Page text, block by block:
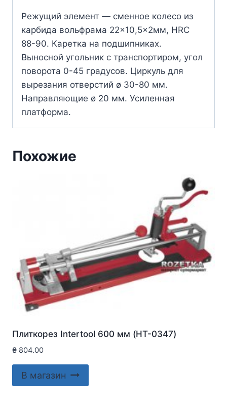
Режущий элемент — сменное колесо из
карбида вольфрама 22×10,5×2мм, HRC
88-90. Каретка на подшипниках.
Выносной угольник с транспортиром, угол
поворота 0-45 градусов. Циркуль для
вырезания отверстий ø 30-80 мм.
Направляющие ø 20 мм. Усиленная
платформа.
Похожие
Плиткорез Intertool 600 мм (HT-0347)
₴ 804.00
В магазин